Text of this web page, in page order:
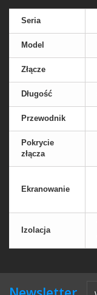
Seria
Model
Złącze
Długość
Przewodnik
Pokrycie
złącza
Ekranowanie
Izolacja